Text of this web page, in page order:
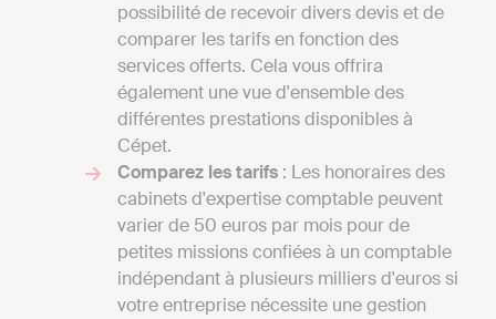
possibilité de recevoir divers devis et de
comparer les tarifs en fonction des
services offerts. Cela vous offrira
également une vue d'ensemble des
différentes prestations disponibles à
Cépet.
Comparez les tarifs : Les honoraires des
cabinets d'expertise comptable peuvent
varier de 50 euros par mois pour de
petites missions confiées à un comptable
indépendant à plusieurs milliers d'euros si
votre entreprise nécessite une gestion